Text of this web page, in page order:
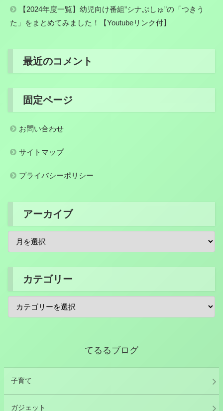
【2024年度一覧】幼児向け番組”シナぷしゅ”の「つきう
た」をまとめてみました！【Youtubeリンク付】
最近のコメント
固定ページ
お問い合わせ
サイトマップ
プライバシーポリシー
アーカイブ
カテゴリー
てるるブログ
子育て
ガジェット